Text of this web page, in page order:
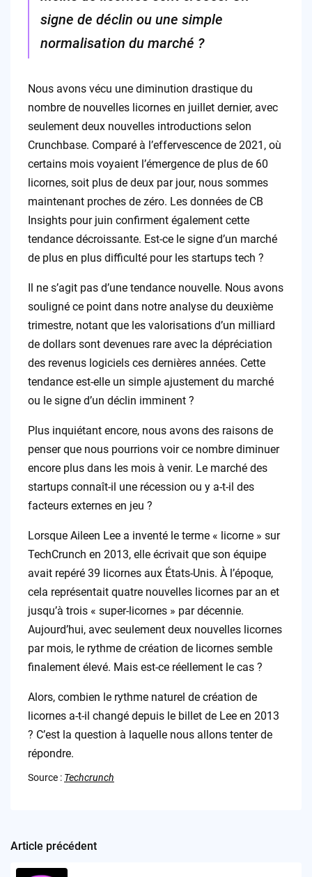
signe de déclin ou une simple
normalisation du marché ?
Nous avons vécu une diminution drastique du
nombre de nouvelles licornes en juillet dernier, avec
seulement deux nouvelles introductions selon
Crunchbase. Comparé à l’effervescence de 2021, où
certains mois voyaient l’émergence de plus de 60
licornes, soit plus de deux par jour, nous sommes
maintenant proches de zéro. Les données de CB
Insights pour juin confirment également cette
tendance décroissante. Est-ce le signe d’un marché
de plus en plus difficulté pour les startups tech ?
Il ne s’agit pas d’une tendance nouvelle. Nous avons
souligné ce point dans notre analyse du deuxième
trimestre, notant que les valorisations d’un milliard
de dollars sont devenues rare avec la dépréciation
des revenus logiciels ces dernières années. Cette
tendance est-elle un simple ajustement du marché
ou le signe d’un déclin imminent ?
Plus inquiétant encore, nous avons des raisons de
penser que nous pourrions voir ce nombre diminuer
encore plus dans les mois à venir. Le marché des
startups connaît-il une récession ou y a-t-il des
facteurs externes en jeu ?
Lorsque Aileen Lee a inventé le terme « licorne » sur
TechCrunch en 2013, elle écrivait que son équipe
avait repéré 39 licornes aux États-Unis. À l’époque,
cela représentait quatre nouvelles licornes par an et
jusqu’à trois « super-licornes » par décennie.
Aujourd’hui, avec seulement deux nouvelles licornes
par mois, le rythme de création de licornes semble
finalement élevé. Mais est-ce réellement le cas ?
Alors, combien le rythme naturel de création de
licornes a-t-il changé depuis le billet de Lee en 2013
? C’est la question à laquelle nous allons tenter de
répondre.
Source : Techcrunch
Post
Article précédent